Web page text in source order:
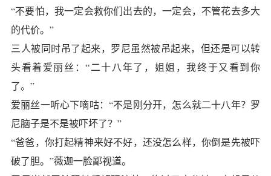
“不要怕，我一定会救你们出去的，一定会，不管花去多大
的代价。”
三人被同时吊了起来，罗尼虽然被吊起来，但还是可以转
头看着爱丽丝：“二十八年了，姐姐，我终于又看到你
了。”
爱丽丝一听心下嘀咕：“不是刚分开，怎么就二十八年？罗
尼脑子是不是被吓坏了？”
“爸爸，你打起精神来好不好，还没怎么样，你倒是先被吓
破了胆。”薇迦一脸鄙视道。